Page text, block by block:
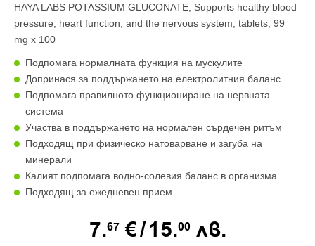
HAYA LABS POTASSIUM GLUCONATE, Supports healthy blood
pressure, heart function, and the nervous system; tablets, 99
mg x 100
Подпомага нормалната функция на мускулите
Допринася за поддържането на електролитния баланс
Подпомага правилното функциониране на нервната
система
Участва в поддържането на нормален сърдечен ритъм
Подходящ при физическо натоварване и загуба на
минерали
Калият подпомага водно-солевия баланс в организма
Подходящ за ежедневен прием
7.67 €/15.00 лв.